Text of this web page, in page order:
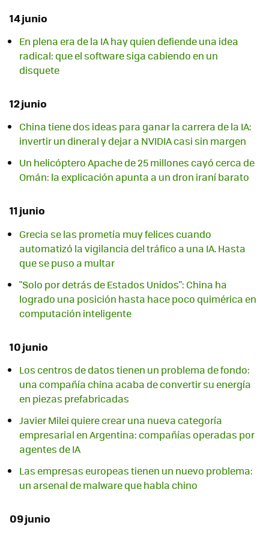
14 junio
En plena era de la IA hay quien defiende una idea
radical: que el software siga cabiendo en un
disquete
12 junio
China tiene dos ideas para ganar la carrera de la IA:
invertir un dineral y dejar a NVIDIA casi sin margen
Un helicóptero Apache de 25 millones cayó cerca de
Omán: la explicación apunta a un dron iraní barato
11 junio
Grecia se las prometía muy felices cuando
automatizó la vigilancia del tráfico a una IA. Hasta
que se puso a multar
"Solo por detrás de Estados Unidos": China ha
logrado una posición hasta hace poco quimérica en
computación inteligente
10 junio
Los centros de datos tienen un problema de fondo:
una compañía china acaba de convertir su energía
en piezas prefabricadas
Javier Milei quiere crear una nueva categoría
empresarial en Argentina: compañías operadas por
agentes de IA
Las empresas europeas tienen un nuevo problema:
un arsenal de malware que habla chino
09 junio